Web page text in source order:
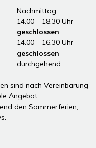
Nachmittag
14.00 – 18.30 Uhr
geschlossen
14.00 – 16.30 Uhr
geschlossen
durchgehend
sind nach Vereinbarung
Angebot.
den Sommerferien,
.